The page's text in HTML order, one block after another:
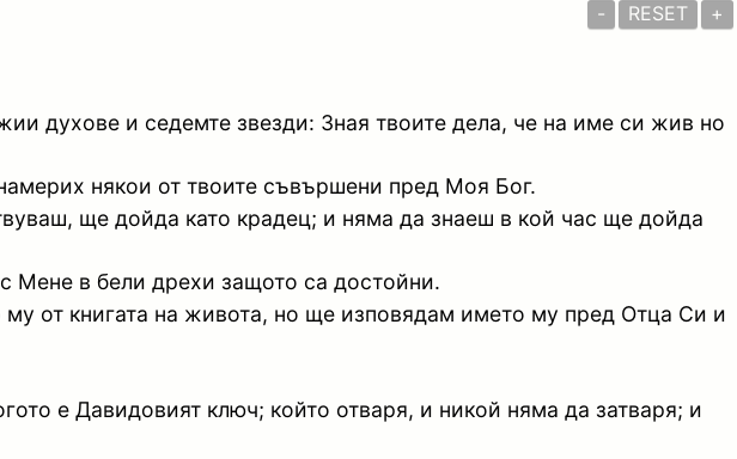
- RESET +
духове и седемте звезди: Зная твоите дела, че на име си жив но
някои от твоите съвършени пред Моя Бог.
ще дойда като крадец; и няма да знаеш в кой час ще дойда
Мене в бели дрехи защото са достойни.
от книгата на живота, но ще изповядам името му пред Отца Си и
е Давидовият ключ; който отваря, и никой няма да затваря; и